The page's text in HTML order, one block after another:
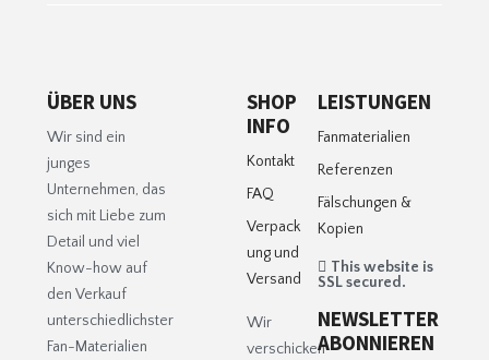
ÜBER UNS
Wir sind ein
junges
Unternehmen, das
sich mit Liebe zum
Detail und viel
Know-how auf
den Verkauf
unterschiedlichster
Fan-Materialien
SHOP
INFO
Kontakt
FAQ
Verpack
ung und
Versand
Wir
verschicken
LEISTUNGEN
Fanmaterialien
Referenzen
Fälschungen &
Kopien
This website is
SSL secured.
NEWSLETTER
ABONNIEREN